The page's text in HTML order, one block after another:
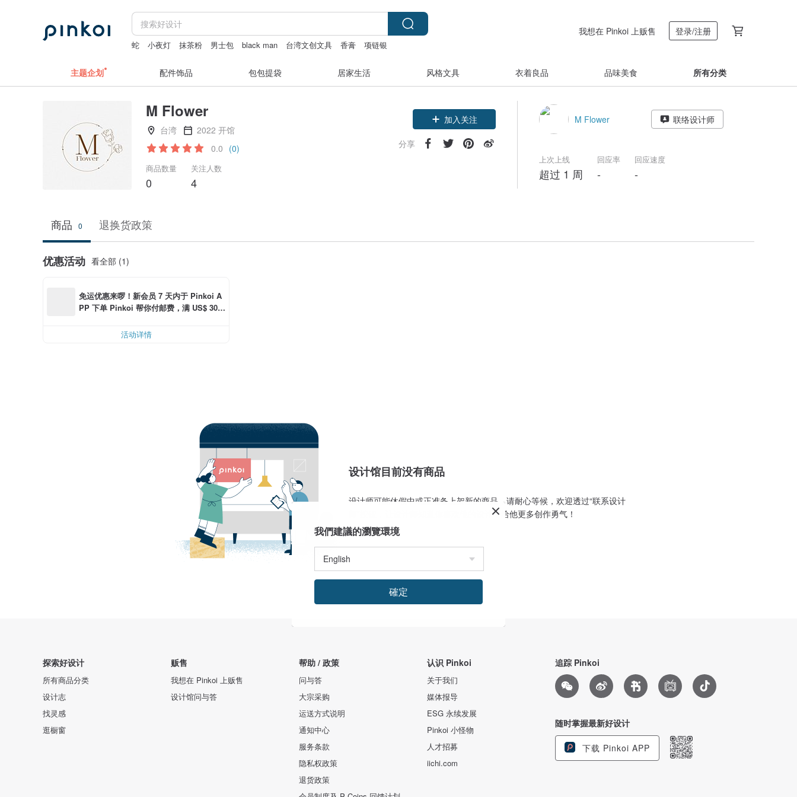
蛇 小夜灯 抹茶粉 男士包 black man 台湾文创文具 香膏 项链银
我想在 Pinkoi 上贩售 登录/注册
主题企划 配件饰品 包包提袋 居家生活 风格文具 衣着良品 品味美食 所有分类
M Flower
台湾
2022 开馆
0.0 (0)
商品数量
0
关注人数
4
加入关注
分享
M Flower 联络设计师
上次上线
超过 1 周
回应率
-
回应速度
-
商品 0 退换货政策
优惠活动 看全部 (1)
免运优惠来啰！新会员 7 天内于 Pinkoi A
PP 下单 Pinkoi 帮你付邮费，满 US$ 30.0
活动详情
设计馆目前没有商品
设计师可能休假中或正准备上架新的商品，请耐心等候，欢迎透过“联系设计
师”按钮，让设计师知道你喜欢他的设计，给他更多创作勇气！
探索好设计
所有商品分类
设计志
找灵感
逛橱窗
贩售
我想在 Pinkoi 上贩售
设计馆问与答
帮助 / 政策
问与答
大宗采购
运送方式说明
通知中心
服务条款
隐私权政策
退货政策
认识 Pinkoi
关于我们
媒体报导
ESG 永续发展
Pinkoi 小怪物
人才招募
iichi.com
追踪 Pinkoi
随时掌握最新好设计
下载 Pinkoi APP
我們建議的瀏覽環境
確定